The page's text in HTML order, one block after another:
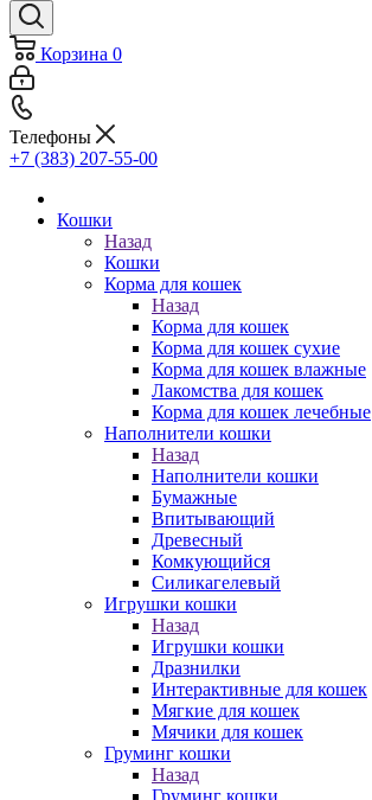
Корзина 0
Телефоны
+7 (383) 207-55-00
Кошки
Назад
Кошки
Корма для кошек
Назад
Корма для кошек
Корма для кошек сухие
Корма для кошек влажные
Лакомства для кошек
Корма для кошек лечебные
Наполнители кошки
Назад
Наполнители кошки
Бумажные
Впитывающий
Древесный
Комкующийся
Силикагелевый
Игрушки кошки
Назад
Игрушки кошки
Дразнилки
Интерактивные для кошек
Мягкие для кошек
Мячики для кошек
Груминг кошки
Назад
Груминг кошки